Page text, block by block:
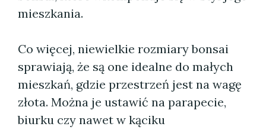
mieszkania.
Co więcej, niewielkie rozmiary bonsai
sprawiają, że są one idealne do małych
mieszkań, gdzie przestrzeń jest na wagę
złota. Można je ustawić na parapecie,
biurku czy nawet w kąciku